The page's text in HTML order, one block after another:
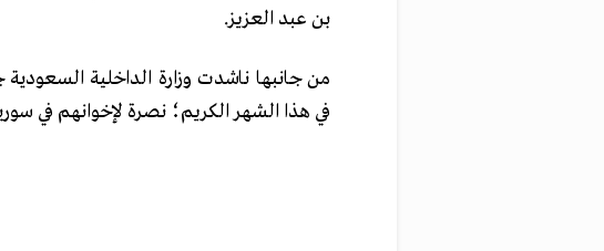
بن عبد العزيز.
من جانبها ناشدت وزارة الداخلية السعودية
في هذا الشهر الكريم؛ نصرة لإخوانهم في